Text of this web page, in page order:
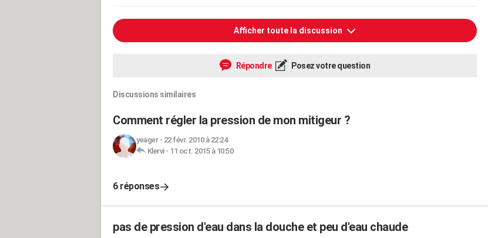
Afficher toute la discussion
Répondre Posez votre question
Discussions similaires
Comment régler la pression de mon mitigeur ?
yeager- 22 févr. 2010 à 22:24
Klervi- 11 oct. 2015 à 10:50
6 réponses
pas de pression d'eau dans la douche et peu d'eau chaude